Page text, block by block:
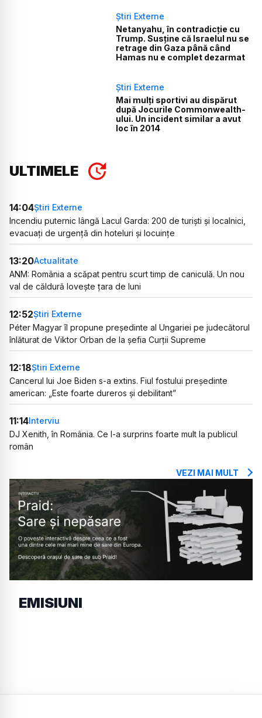
Știri Externe
Netanyahu, în contradicție cu
Trump. Susține că Israelul nu se
retrage din Gaza până când
Hamas nu e complet dezarmat
Știri Externe
Mai mulți sportivi au dispărut
după Jocurile Commonwealth-
ului. Un incident similar a avut
loc în 2014
ULTIMELE
14:04Știri Externe
Incendiu puternic lângă Lacul Garda: 200 de turiști și localnici,
evacuați de urgență din hoteluri și locuințe
13:20Actualitate
ANM: România a scăpat pentru scurt timp de caniculă. Un nou
val de căldură lovește țara de luni
12:52Știri Externe
Péter Magyar îl propune președinte al Ungariei pe judecătorul
înlăturat de Viktor Orban de la șefia Curții Supreme
12:18Știri Externe
Cancerul lui Joe Biden s-a extins. Fiul fostului președinte
american: „Este foarte dureros și debilitant”
11:14Interviu
DJ Xenith, în România. Ce l-a surprins foarte mult la publicul
român
VEZI MAI MULT
EMISIUNI